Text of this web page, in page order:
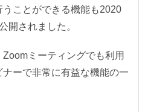
ことができる機能も2020
開されました。
ミーティングでも利用
ーで非常に有益な機能の一